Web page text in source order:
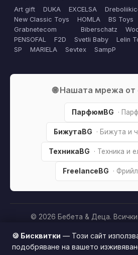
Art gift DUKA EXCELSA
New Classic Toys
HOMLA BS Toys
Grabnetecom
Biberschatz
PENSOFAL
F2D Svetli Baby Lelin
SP
MARIELA Sevtex SampP
🌐 Нашата мрежа от
ПарфюмBG ·
БижутаBG · Бижута и
ТехникаBG · Техника и
FreelanceBG ·
© 2026 Бебета & Деца. Всички
Партньорско разкриване:
съдържа партньорски (affiliate)
🍪 Бисквитки — Този сайт
подобряване на вашето